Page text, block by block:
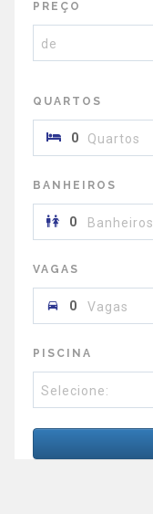
PREÇO
de
QUARTOS
Quartos
BANHEIROS
Banheiros
VAGAS
Vagas
PISCINA
Selecione: